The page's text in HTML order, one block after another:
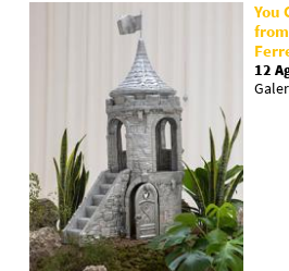
You
12